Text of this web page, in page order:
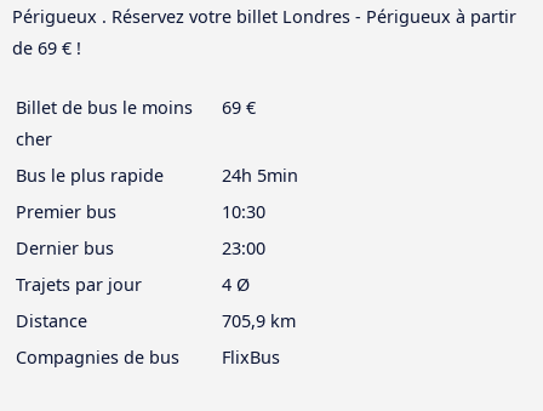
Périgueux . Réservez votre billet Londres - Périgueux à partir
de 69 € !
Billet de bus le moins
cher
69 €
Bus le plus rapide
24h 5min
Premier bus
10:30
Dernier bus
23:00
Trajets par jour
4 Ø
Distance
705,9 km
Compagnies de bus
FlixBus